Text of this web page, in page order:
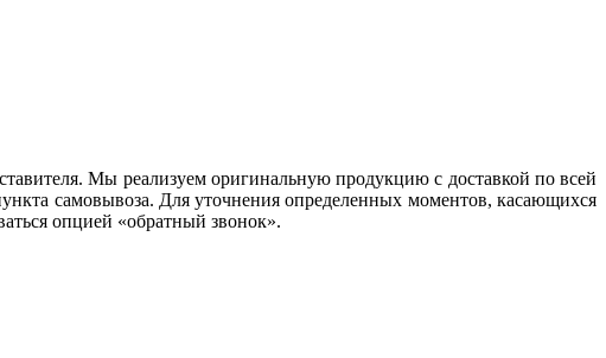
Мы реализуем оригинальную продукцию с доставкой по всей
самовывоза. Для уточнения определенных моментов, касающихся
опцией «обратный звонок».